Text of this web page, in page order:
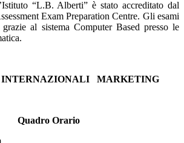
“L.B. Alberti” è stato accreditato dal
Exam Preparation Centre. Gli esami
grazie al sistema Computer Based presso le
MARKETING
Quadro Orario